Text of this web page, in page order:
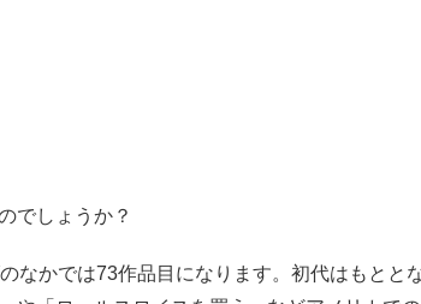
でしょうか？
なかでは73作品目になります。初代はもとと